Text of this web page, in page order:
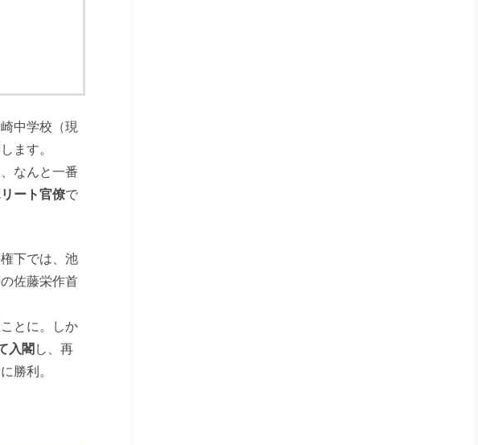
中学校（現
ます。
、なんと一番
ート官僚で
下では、池
佐藤栄作首
とに。しか
入閣し、再
勝利。